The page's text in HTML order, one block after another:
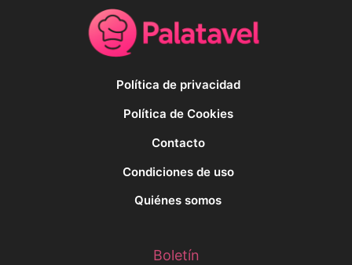
Política de privacidad
Política de Cookies
Contacto
Condiciones de uso
Quiénes somos
Boletín